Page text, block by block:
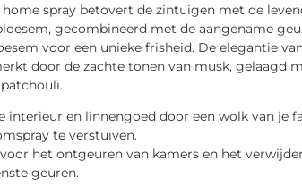
home spray betovert de zintuigen met de
gecombineerd met de aangename
voor een unieke frisheid. De elegantie
door de zachte tonen van musk, gelaagd
interieur en linnengoed door een wolk van je
te verstuiven.
het ontgeuren van kamers en het
geuren.